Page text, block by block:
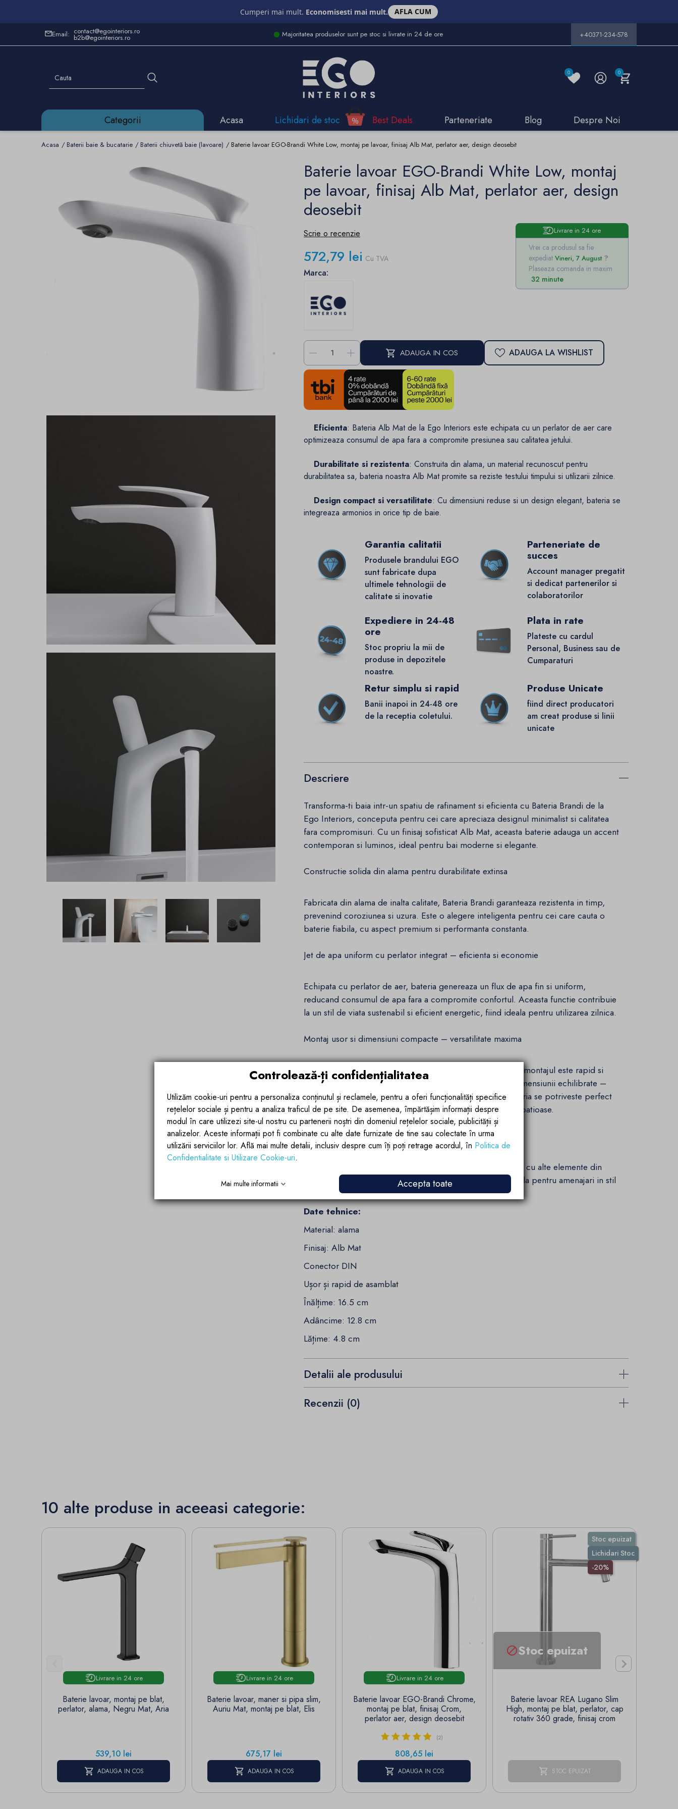
Cumperi mai mult. Economisesti mai mult. AFLA CUM
Email: contact@egointeriors.ro
b2b@egointeriors.ro Majoritatea produselor sunt pe stoc si livrate in 24 de ore +40371-234-578
0 0
Categorii Acasa Lichidari de stoc Best Deals Parteneriate Blog Despre Noi
Acasa Baterii baie & bucatarie Baterii chiuvetă baie (lavoare) Baterie lavoar EGO-Brandi White Low, montaj pe lavoar, finisaj Alb Mat, perlator aer, design deosebit
Baterie lavoar EGO-Brandi White Low, montaj
pe lavoar, finisaj Alb Mat, perlator aer, design
deosebit
Livrare in 24 ore
Vrei ca produsul sa fie
expediat Vineri, 7 August
Plaseaza comanda in maxim
32 minute
Scrie o recenzie
572,79 lei Cu TVA
Marca:
- + ADAUGA IN COS ADAUGA LA WISHLIST
Eficienta: Bateria Alb Mat de la Ego Interiors este echipata cu un perlator de aer care
optimizeaza consumul de apa fara a compromite presiunea sau calitatea jetului.
Durabilitate si rezistenta: Construita din alama, un material recunoscut pentru
durabilitatea sa, bateria noastra Alb Mat promite sa reziste testului timpului si utilizarii zilnice.
Design compact si versatilitate: Cu dimensiuni reduse si un design elegant, bateria se
integreaza armonios in orice tip de baie.
Garantia calitatii
Produsele brandului EGO
sunt fabricate dupa
ultimele tehnologii de
calitate si inovatie
Parteneriate de
succes
Account manager pregatit
si dedicat partenerilor si
colaboratorilor
Expediere in 24-48
ore
Stoc propriu la mii de
produse in depozitele
noastre.
Plata in rate
Plateste cu cardul
Personal, Business sau de
Cumparaturi
Retur simplu si rapid
Banii inapoi in 24-48 ore
de la receptia coletului.
Produse Unicate
fiind direct producatori
am creat produse si linii
unicate
Descriere
Transforma-ti baia intr-un spatiu de rafinament si eficienta cu Bateria Brandi de la
Ego Interiors, conceputa pentru cei care apreciaza designul minimalist si calitatea
fara compromisuri. Cu un finisaj sofisticat Alb Mat, aceasta baterie adauga un accent
contemporan si luminos, ideal pentru bai moderne si elegante.
Constructie solida din alama pentru durabilitate extinsa
Fabricata din alama de inalta calitate, Bateria Brandi garanteaza rezistenta in timp,
prevenind coroziunea si uzura. Este o alegere inteligenta pentru cei care cauta o
baterie fiabila, cu aspect premium si performanta constanta.
Jet de apa uniform cu perlator integrat – eficienta si economie
Echipata cu perlator de aer, bateria genereaza un flux de apa fin si uniform,
reducand consumul de apa fara a compromite confortul. Aceasta functie contribuie
la un stil de viata sustenabil si eficient energetic, fiind ideala pentru utilizarea zilnica.
Montaj usor si dimensiuni compacte – versatilitate maxima
Datorita conectorului DIN si sistemului de instalare intuitiv, montajul este rapid si
accesibil, chiar si pentru cei fara experienta tehnica. Cu dimensiunii echilibrate –
inaltime 16.5 cm, adancime 12.8 cm, latime 4.8 cm – bateria se potriveste perfect
in bai de orice dimensiune, de la cele minimaliste la cele spatioase.
Design minimalist, impact vizual maxim
Liniile curate si finisajul mat alb creeaza un contrast elegant cu alte elemente din
baie, conferind un aer fresh si modern. Este o alegere ideala pentru amenajari in stil
nordic, contemporan sau urban chic.
Date tehnice:
Material: alama
Finisaj: Alb Mat
Conector DIN
Ușor și rapid de asamblat
Înălțime: 16.5 cm
Adâncime: 12.8 cm
Lățime: 4.8 cm
Detalii ale produsului
Recenzii (0)
10 alte produse in aceeasi categorie:
Livrare in 24 ore
Baterie lavoar, montaj pe blat,
perlator, alama, Negru Mat, Aria
Pret
539,10 lei
ADAUGA IN COS
Livrare in 24 ore
Baterie lavoar, maner si pipa slim,
Auriu Mat, montaj pe blat, Elis
Pret
675,17 lei
ADAUGA IN COS
Livrare in 24 ore
Baterie lavoar EGO-Brandi Chrome,
montaj pe blat, finisaj Crom,
perlator aer, design deosebit
(2)
Pret
808,65 lei
ADAUGA IN COS
Stoc epuizat
Lichidari Stoc
-20%
Stoc epuizat
Baterie lavoar REA Lugano Slim
High, montaj pe blat, perlator, cap
rotativ 360 grade, finisaj crom
STOC EPUIZAT

Controlează-ți confidențialitatea
Utilizăm cookie-uri pentru a personaliza conținutul și reclamele, pentru a oferi funcționalități specifice
rețelelor sociale și pentru a analiza traficul de pe site. De asemenea, împărtășim informații despre
modul în care utilizezi site-ul nostru cu partenerii noștri din domeniul rețelelor sociale, publicității și
analizelor. Aceste informații pot fi combinate cu alte date furnizate de tine sau colectate în urma
utilizării serviciilor lor. Află mai multe detalii, inclusiv despre cum îți poți retrage acordul, în Politica de
Confidentialitate si Utilizare Cookie-uri.
Mai multe informatii Accepta toate